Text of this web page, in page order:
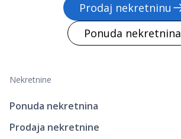
Prodaj nekretninu
Ponuda nekretnina
Nekretnine
Ponuda nekretnina
Prodaja nekretnine